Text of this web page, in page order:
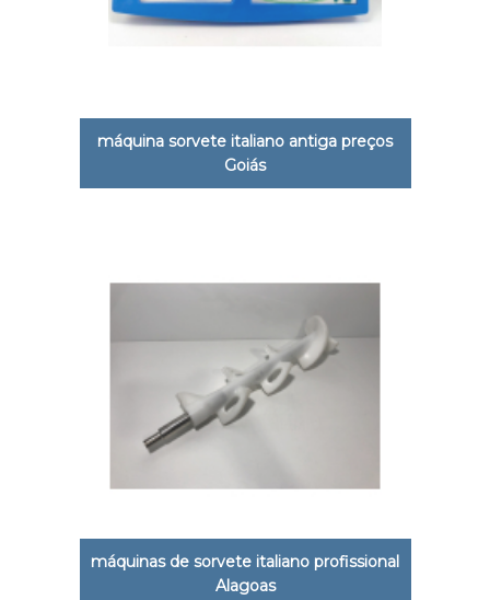
máquina sorvete italiano antiga preços
Goiás
máquinas de sorvete italiano profissional
Alagoas